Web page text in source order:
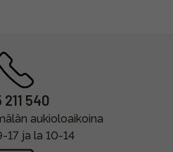
211 540
aukioloaikoina
17 ja la 10-14